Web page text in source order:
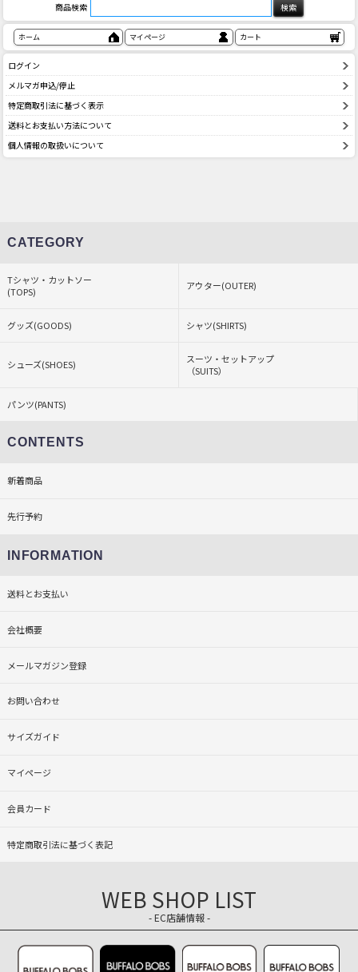
商品検索
ホーム マイページ カート
ログイン
メルマガ申込/停止
特定商取引法に基づく表示
送料とお支払い方法について
個人情報の取扱いについて
CATEGORY
Tシャツ・カットソー
(TOPS)
アウター(OUTER)
グッズ(GOODS) シャツ(SHIRTS)
シューズ(SHOES)
スーツ・セットアップ
（SUITS）
パンツ(PANTS)
CONTENTS
新着商品
先行予約
INFORMATION
送料とお支払い
会社概要
メールマガジン登録
お問い合わせ
サイズガイド
マイページ
会員カード
特定商取引法に基づく表記
WEB SHOP LIST
- EC店舗情報 -